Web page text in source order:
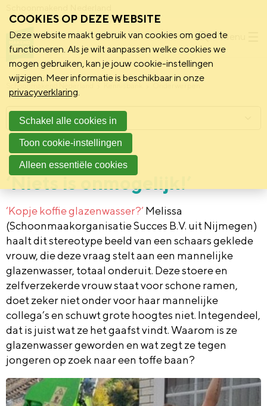
Menu
Schoonmakend Nederland
Vereniging 30 juni 2021
‘Niets is onmogelijk!’
‘Kopje koffie glazenwasser?’ Melissa
(Schoonmaakorganisatie Succes B.V. uit Nijmegen)
haalt dit stereotype beeld van een schaars geklede
vrouw, die deze vraag stelt aan een mannelijke
glazenwasser, totaal onderuit. Deze stoere en
zelfverzekerde vrouw staat voor schone ramen,
doet zeker niet onder voor haar mannelijke
collega’s en schuwt grote hoogtes niet. Integendeel,
dat is juist wat ze het gaafst vindt. Waarom is ze
glazenwasser geworden en wat zegt ze tegen
jongeren op zoek naar een toffe baan?
Menu
COOKIES OP DEZE WEBSITE
Deze website maakt gebruik van cookies om goed te
functioneren. Als je wilt aanpassen welke cookies we
mogen gebruiken, kan je jouw cookie-instellingen
wijzigen. Meer informatie is beschikbaar in onze
privacyverklaring.
Schakel alle cookies in
Toon cookie-instellingen
Alleen essentiële cookies